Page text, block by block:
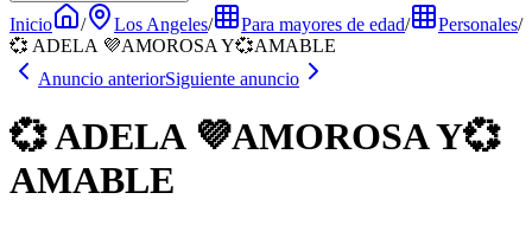
Inicio / Los Angeles/ Para mayores de edad/ Personales/
💞 ADELA 💜AMOROSA Y💞AMABLE
Anuncio anteriorSiguiente anuncio
💞 ADELA 💜AMOROSA Y💞
AMABLE